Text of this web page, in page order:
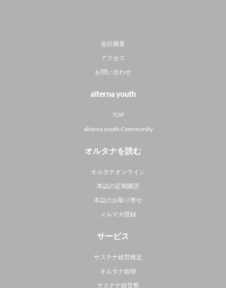
会社概要
アクセス
お問い合わせ
alterna youth
TOP
alterna youth Community
オルタナを読む
オルタナオンライン
本誌の定期購読
本誌のお取り寄せ
メルマガ登録
サービス
サステナ経営検定
オルタナ総研
サステナ経営塾